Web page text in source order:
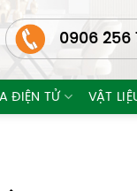
0906 256
ĐIỆN TỬ VẬT